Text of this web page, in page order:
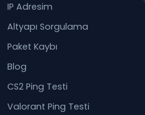
IP Adresim
Altyapı Sorgulama
Paket Kaybı
Blog
CS2 Ping Testi
Valorant Ping Testi